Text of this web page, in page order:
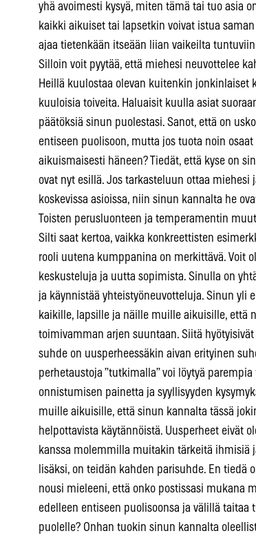
yhä avoimesti kysyä, miten tämä tai tuo asia
kaikki aikuiset tai lapsetkin voivat istua
ajaa tietenkään itseään liian vaikeilta
Silloin voit pyytää, että miehesi neuvottelee
Heillä kuulostaa olevan kuitenkin jonkinlaiset
kuuloisia toiveita. Haluaisit kuulla asiat
päätöksiä sinun puolestasi. Sanot, että on
entiseen puolisoon, mutta jos tuota noin
aikuismaisesti häneen? Tiedät, että kyse on
ovat nyt esillä. Jos tarkasteluun ottaa
koskevissa asioissa, niin sinun kannalta he
Toisten perusluonteen ja temperamentin
Silti saat kertoa, vaikka konkreettisten
rooli uutena kumppanina on merkittävä. Voit
keskusteluja ja uutta sopimista. Sinulla on
ja käynnistää yhteistyöneuvotteluja. Sinun yli
kaikille, lapsille ja näille muille aikuisille, että
toimivamman arjen suuntaan. Siitä
suhde on uusperheessäkin aivan erityinen
perhetaustoja ”tutkimalla” voi löytyä
onnistumisen painetta ja syyllisyyden
muille aikuisille, että sinun kannalta tässä
helpottavista käytännöistä. Uusperheet eivät
kanssa molemmilla muitakin tärkeitä ihmisiä
lisäksi, on teidän kahden parisuhde. En tiedä
nousi mieleeni, että onko postissasi mukana
edelleen entiseen puolisoonsa ja välillä
puolelle? Onhan tuokin sinun kannalta